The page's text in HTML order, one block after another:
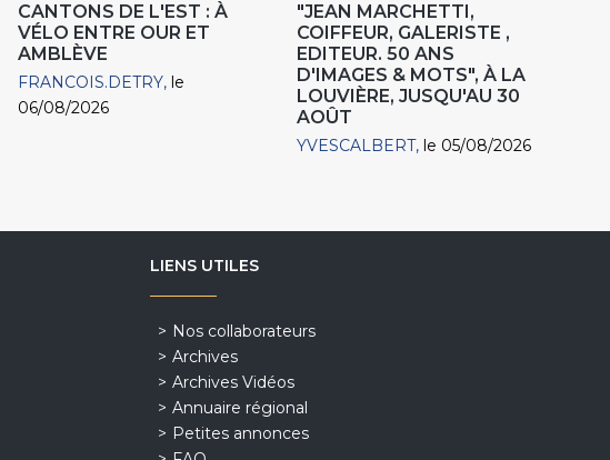
CANTONS DE L'EST : À
VÉLO ENTRE OUR ET
AMBLÈVE
FRANCOIS.DETRY le
06/08/2026
"JEAN MARCHETTI,
COIFFEUR, GALERISTE ,
EDITEUR. 50 ANS
D'IMAGES & MOTS", À LA
LOUVIÈRE, JUSQU'AU 30
AOÛT
YVESCALBERT le 05/08/2026
LIENS UTILES
Nos collaborateurs
Archives
Archives Vidéos
Annuaire régional
Petites annonces